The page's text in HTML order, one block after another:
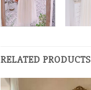
RELATED PRODUCTS